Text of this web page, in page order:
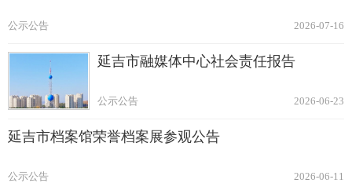
2026-07-16
公示公告
延吉市融媒体中心社会责任报告
2026-06-23
公示公告
延吉市档案馆荣誉档案展参观公告
2026-06-11
公示公告